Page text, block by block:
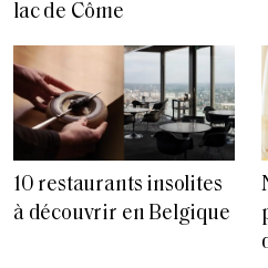
lac de Côme
10 restaurants insolites
à découvrir en Belgique